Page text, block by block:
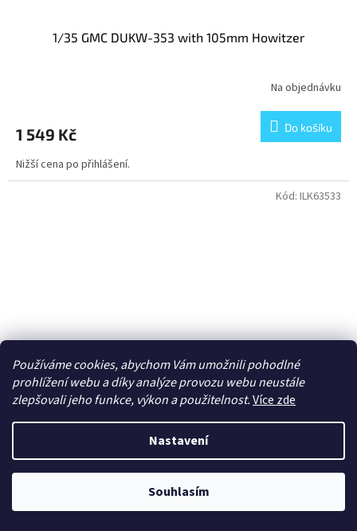
Používáme cookies, abychom Vám umožnili pohodlné
prohlížení webu a díky analýze provozu webu neustále
zlepšovali jeho funkce, výkon a použitelnost.Více zde
Nastavení
Souhlasím
1/35 GMC DUKW-353 with 105mm Howitzer
Na objednávku
1 549 Kč Do košíku
Nižší cena po přihlášení.
Kód: ILK63533